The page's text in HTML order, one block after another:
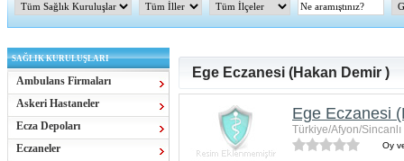
SAĞLIK KURULUŞLARI
Ambulans Firmaları
Askeri Hastaneler
Ecza Depoları
Eczaneler
Ege Eczanesi (Hakan Demir )
Ege Eczanesi
Türkiye/Afyon/
Oy